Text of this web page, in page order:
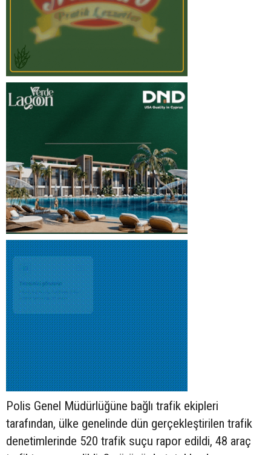
Polis Genel Müdürlüğüne bağlı trafik ekipleri
tarafından, ülke genelinde dün gerçekleştirilen trafik
denetimlerinde 520 trafik suçu rapor edildi, 48 araç